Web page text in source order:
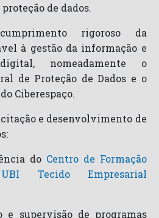
de dados.
rigoroso da
à gestão da informação e
nomeadamente o
de Proteção de Dados e o
Ciberespaço.
e desenvolvimento de
do Centro de Formação
Tecido Empresarial
e supervisão de programas